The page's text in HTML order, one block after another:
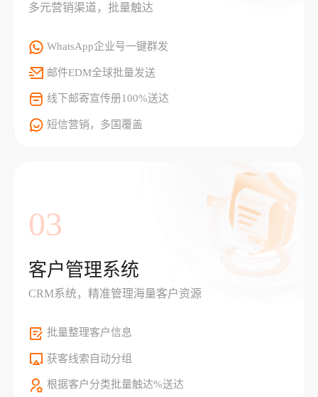
多元营销渠道，批量触达
WhatsApp企业号一键群发
邮件EDM全球批量发送
线下邮寄宣传册100%送达
短信营销，多国覆盖
03
客户管理系统
CRM系统，精准管理海量客户资源
批量整理客户信息
获客线索自动分组
根据客户分类批量触达%送达